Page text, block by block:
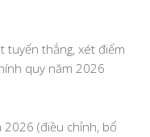
tuyển thẳng, xét điểm
quy năm 2026
(điều chỉnh, bổ